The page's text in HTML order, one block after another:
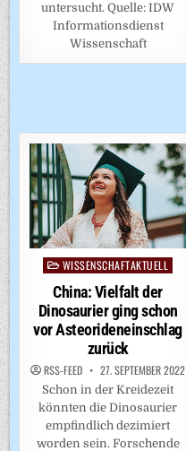
untersucht. Quelle: IDW
Informationsdienst
Wissenschaft
PostedWISSENSCHAFTAKTUELL
China: Vielfalt der
Dinosaurier ging schon
vor Asteorideneinschlag
zurück
RSS-FEED 27. SEPTEMBER 2022
Schon in der Kreidezeit
könnten die Dinosaurier
empfindlich dezimiert
worden sein. Forschende